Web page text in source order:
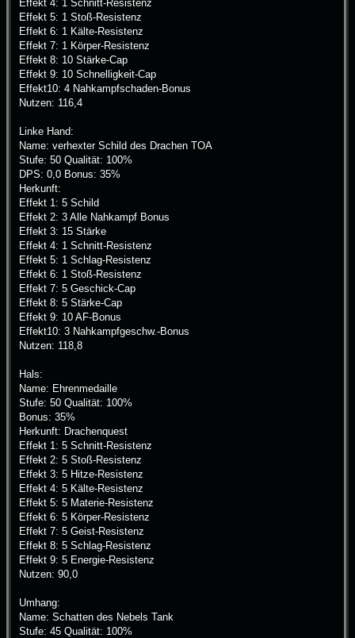
Effekt 4: 1 Schnitt-Resistenz
Effekt 5: 1 Stoß-Resistenz
Effekt 6: 1 Kälte-Resistenz
Effekt 7: 1 Körper-Resistenz
Effekt 8: 10 Stärke-Cap
Effekt 9: 10 Schnelligkeit-Cap
Effekt10: 4 Nahkampfschaden-Bonus
Nutzen: 116,4
Linke Hand:
Name: verhexter Schild des Drachen TOA
Stufe: 50 Qualität: 100%
DPS: 0,0 Bonus: 35%
Herkunft:
Effekt 1: 5 Schild
Effekt 2: 3 Alle Nahkampf Bonus
Effekt 3: 15 Stärke
Effekt 4: 1 Schnitt-Resistenz
Effekt 5: 1 Schlag-Resistenz
Effekt 6: 1 Stoß-Resistenz
Effekt 7: 5 Geschick-Cap
Effekt 8: 5 Stärke-Cap
Effekt 9: 10 AF-Bonus
Effekt10: 3 Nahkampfgeschw.-Bonus
Nutzen: 118,8
Hals:
Name: Ehrenmedaille
Stufe: 50 Qualität: 100%
Bonus: 35%
Herkunft: Drachenquest
Effekt 1: 5 Schnitt-Resistenz
Effekt 2: 5 Stoß-Resistenz
Effekt 3: 5 Hitze-Resistenz
Effekt 4: 5 Kälte-Resistenz
Effekt 5: 5 Materie-Resistenz
Effekt 6: 5 Körper-Resistenz
Effekt 7: 5 Geist-Resistenz
Effekt 8: 5 Schlag-Resistenz
Effekt 9: 5 Energie-Resistenz
Nutzen: 90,0
Umhang:
Name: Schatten des Nebels Tank
Stufe: 45 Qualität: 100%